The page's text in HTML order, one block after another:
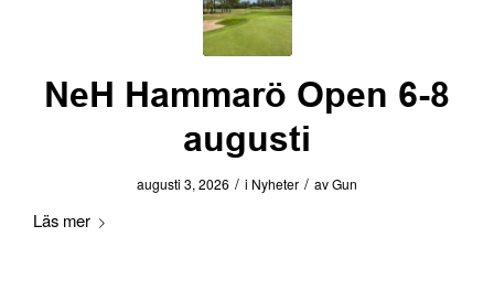
NeH Hammarö Open 6-8
augusti
augusti 3, 2026 / i Nyheter / avGun
Läs mer